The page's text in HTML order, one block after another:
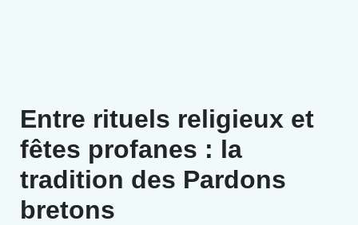
Entre rituels religieux et
fêtes profanes : la
tradition des Pardons
bretons